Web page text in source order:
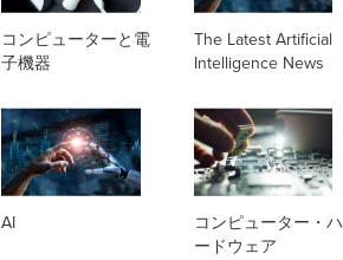
コンピューターと電
子機器
The Latest Artificial
Intelligence News
AI
コンピューター・ハ
ードウェア